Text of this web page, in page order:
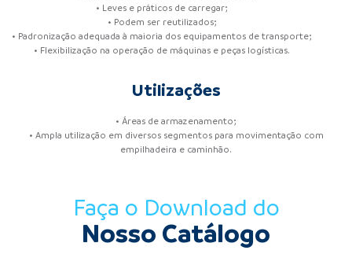
• Leves e práticos de carregar;
• Podem ser reutilizados;
• Padronização adequada à maioria dos equipamentos de transporte;
• Flexibilização na operação de máquinas e peças logísticas.
Utilizações
• Áreas de armazenamento;
• Ampla utilização em diversos segmentos para movimentação com
empilhadeira e caminhão.
Faça o Download do
Nosso Catálogo